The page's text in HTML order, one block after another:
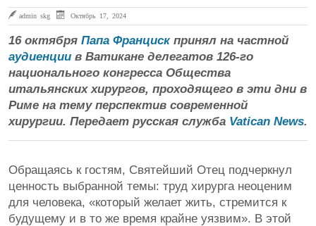
admin skg Октябрь 17, 2024
16 октября Папа Франциск принял на частной
аудиенции в Ватикане делегатов 126-го
национального конгресса Общества
итальянских хирургов, проходящего в эти дни в
Риме на тему перспектив современной
хирургии. Передает русская служба Vatican News.
Обращаясь к гостям, Святейший Отец подчеркнул
ценность выбранной темы: труд хирурга неоценим
для человека, «который желает жить, стремится к
будущему и в то же время крайне уязвим». В этой